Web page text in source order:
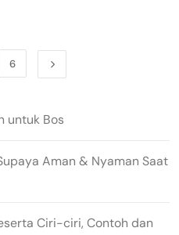
6
untuk Bos
Aman & Nyaman Saat
Ciri-ciri, Contoh dan